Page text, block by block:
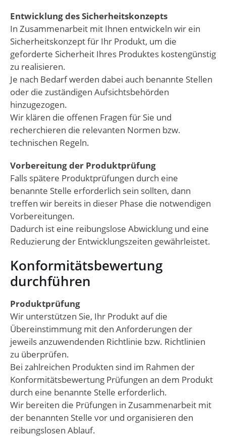
Entwicklung des Sicherheitskonzepts
In Zusammenarbeit mit Ihnen entwickeln wir ein
Sicherheitskonzept für Ihr Produkt, um die
geforderte Sicherheit Ihres Produktes kostengünstig
zu realisieren.
Je nach Bedarf werden dabei auch benannte Stellen
oder die zuständigen Aufsichtsbehörden
hinzugezogen.
Wir klären die offenen Fragen für Sie und
recherchieren die relevanten Normen bzw.
technischen Regeln.
Vorbereitung der Produktprüfung
Falls spätere Produktprüfungen durch eine
benannte Stelle erforderlich sein sollten, dann
treffen wir bereits in dieser Phase die notwendigen
Vorbereitungen.
Dadurch ist eine reibungslose Abwicklung und eine
Reduzierung der Entwicklungszeiten gewährleistet.
Konformitätsbewertung
durchführen
Produktprüfung
Wir unterstützen Sie, Ihr Produkt auf die
Übereinstimmung mit den Anforderungen der
jeweils anzuwendenden Richtlinie bzw. Richtlinien
zu überprüfen.
Bei zahlreichen Produkten sind im Rahmen der
Konformitätsbewertung Prüfungen an dem Produkt
durch eine benannte Stelle erforderlich.
Wir bereiten die Prüfungen in Zusammenarbeit mit
der benannten Stelle vor und organisieren den
reibungslosen Ablauf.